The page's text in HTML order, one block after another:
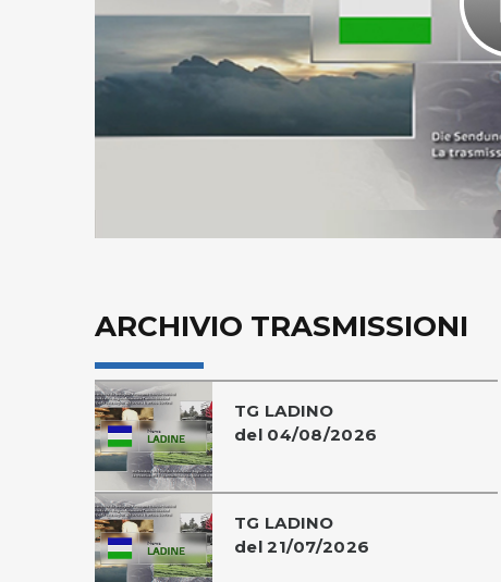
ARCHIVIO TRASMISSIONI
TG LADINO
del 04/08/2026
TG LADINO
del 21/07/2026